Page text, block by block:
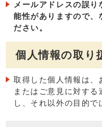
メールアドレスの誤
能性がありますので、
ださい。
個人情報の取り
取得した個人情報は、
またはご意見に対する
し、それ以外の目的で